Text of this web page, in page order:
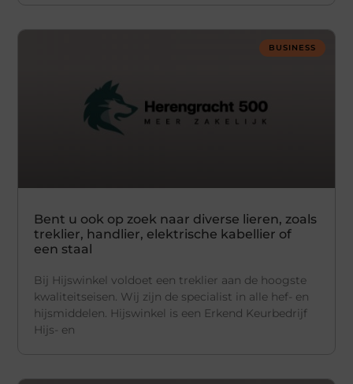
BUSINESS
Bent u ook op zoek naar diverse lieren, zoals
treklier, handlier, elektrische kabellier of
een staal
Bij Hijswinkel voldoet een treklier aan de hoogste
kwaliteitseisen. Wij zijn de specialist in alle hef- en
hijsmiddelen. Hijswinkel is een Erkend Keurbedrijf
Hijs- en